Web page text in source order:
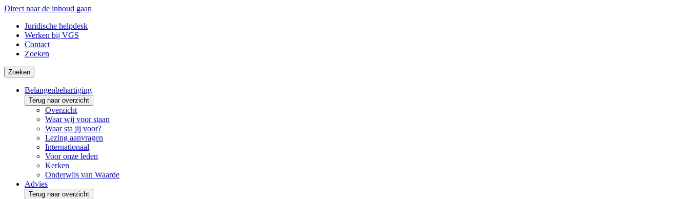
Direct naar de inhoud gaan
Juridische helpdesk
Werken bij VGS
Contact
Zoeken
Zoeken
Belangenbehartiging
Terug naar overzicht
Overzicht
Waar wij voor staan
Waar sta jij voor?
Lezing aanvragen
Internationaal
Voor onze leden
Kerken
Onderwijs van Waarde
Advies
Terug naar overzicht